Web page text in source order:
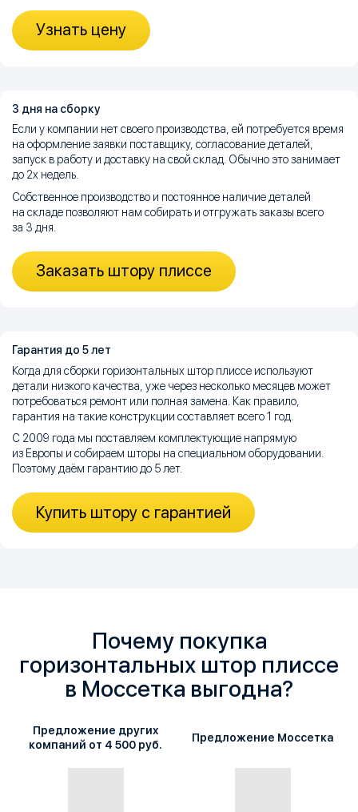
Узнать цену
3 дня на сборку
Если у компании нет своего производства, ей потребуется время
на оформление заявки поставщику, согласование деталей,
запуск в работу и доставку на свой склад. Обычно это занимает
до 2х недель.
Собственное производство и постоянное наличие деталей
на складе позволяют нам собирать и отгружать заказы всего
за 3 дня.
Заказать штору плиссе
Гарантия до 5 лет
Когда для сборки горизонтальных штор плиссе используют
детали низкого качества, уже через несколько месяцев может
потребоваться ремонт или полная замена. Как правило,
гарантия на такие конструкции составляет всего 1 год.
С 2009 года мы поставляем комплектующие напрямую
из Европы и собираем шторы на специальном оборудовании.
Поэтому даём гарантию до 5 лет.
Купить штору с гарантией
Почему покупка
горизонтальных штор плиссе
в Моссетка выгодна?
Предложение других
компаний от 4 500 руб.
Предложение Моссетка